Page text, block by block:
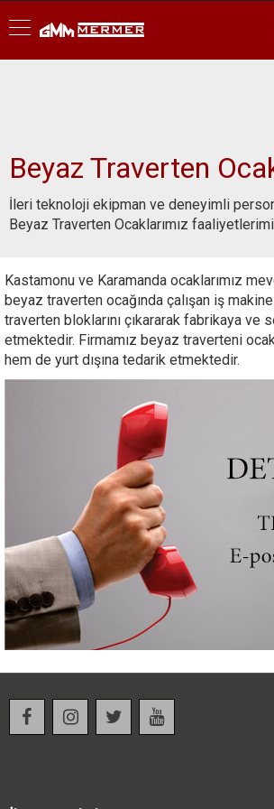
Beyaz Traverten
İleri teknoloji ekipman ve deneyimli
Beyaz Traverten Ocaklarımız
Kastamonu ve Karamanda ocaklarımız
beyaz traverten ocağında çalışan iş
traverten bloklarını çıkararak fabrikaya ve
etmektedir. Firmamız beyaz traverteni
hem de yurt dışına tedarik etmektedir.